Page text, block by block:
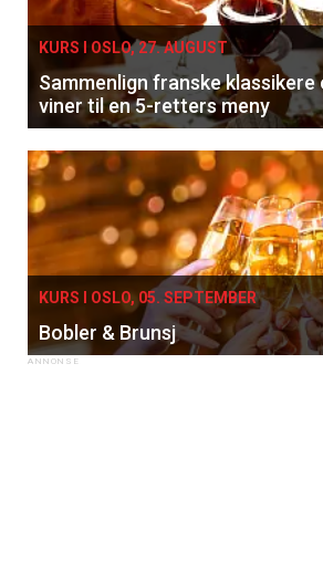
KURS I OSLO, 27. AUGUST
Sammenlign franske klassikere
viner til en 5-retters meny
KURS I OSLO, 05. SEPTEMBER
Bobler & Brunsj